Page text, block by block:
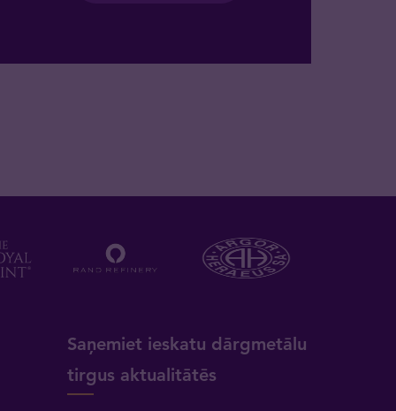
Saņemiet ieskatu dārgmetālu
tirgus aktualitātēs